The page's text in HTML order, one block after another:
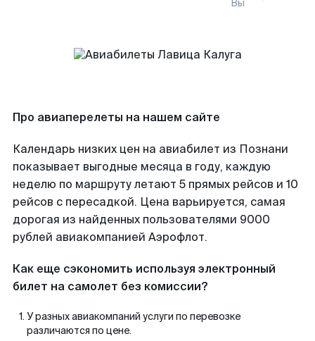
Вы
Про авиаперелеты на нашем сайте
Календарь низких цен на авиабилет из Познани
показывает выгодные месяца в году, каждую
неделю по маршруту летают 5 прямых рейсов и 10
рейсов с пересадкой. Цена варьируется, самая
дорогая из найденных пользователями 9000
рублей авиакомпанией Аэрофлот.
Как еще сэкономить используя электронный
билет на самолет без комиссии?
У разных авиакомпаний услуги по перевозке
различаются по цене.